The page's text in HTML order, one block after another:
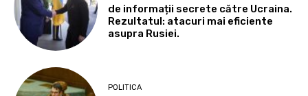
de informații secrete către Ucraina.
Rezultatul: atacuri mai eficiente
asupra Rusiei.
POLITICA